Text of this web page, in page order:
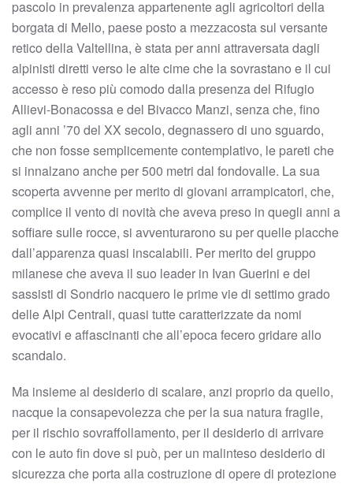
pascolo in prevalenza appartenente agli agricoltori della
borgata di Mello, paese posto a mezzacosta sul versante
retico della Valtellina, è stata per anni attraversata dagli
alpinisti diretti verso le alte cime che la sovrastano e il cui
accesso è reso più comodo dalla presenza del Rifugio
Allievi-Bonacossa e del Bivacco Manzi, senza che, fino
agli anni ’70 del XX secolo, degnassero di uno sguardo,
che non fosse semplicemente contemplativo, le pareti che
si innalzano anche per 500 metri dal fondovalle. La sua
scoperta avvenne per merito di giovani arrampicatori, che,
complice il vento di novità che aveva preso in quegli anni a
soffiare sulle rocce, si avventurarono su per quelle placche
dall’apparenza quasi inscalabili. Per merito del gruppo
milanese che aveva il suo leader in Ivan Guerini e dei
sassisti di Sondrio nacquero le prime vie di settimo grado
delle Alpi Centrali, quasi tutte caratterizzate da nomi
evocativi e affascinanti che all’epoca fecero gridare allo
scandalo.
Ma insieme al desiderio di scalare, anzi proprio da quello,
nacque la consapevolezza che per la sua natura fragile,
per il rischio sovraffollamento, per il desiderio di arrivare
con le auto fin dove si può, per un malinteso desiderio di
sicurezza che porta alla costruzione di opere di protezione